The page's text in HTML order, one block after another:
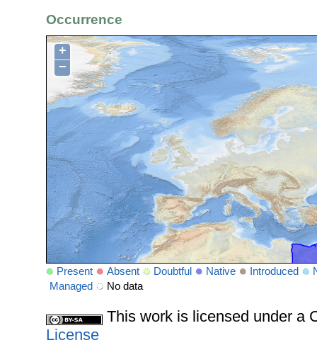
Occurrence
+
−
Present Absent Doubtful Native Introduced
Managed
No data
This work is licensed under a
License